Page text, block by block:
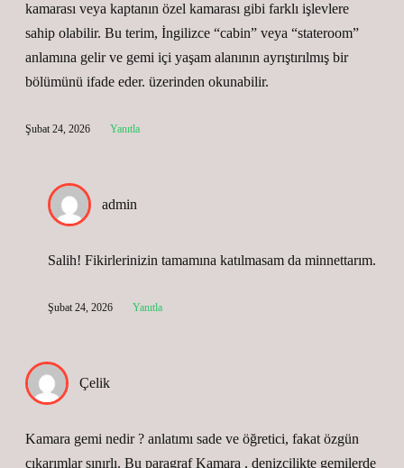
kamarası veya kaptanın özel kamarası gibi farklı işlevlere
sahip olabilir. Bu terim, İngilizce “cabin” veya “stateroom”
anlamına gelir ve gemi içi yaşam alanının ayrıştırılmış bir
bölümünü ifade eder. üzerinden okunabilir.
Şubat 24, 2026 Yanıtla
admin
Salih! Fikirlerinizin tamamına katılmasam da minnettarım.
Şubat 24, 2026 Yanıtla
Çelik
Kamara gemi nedir ? anlatımı sade ve öğretici, fakat özgün
çıkarımlar sınırlı. Bu paragraf Kamara , denizcilikte gemilerde